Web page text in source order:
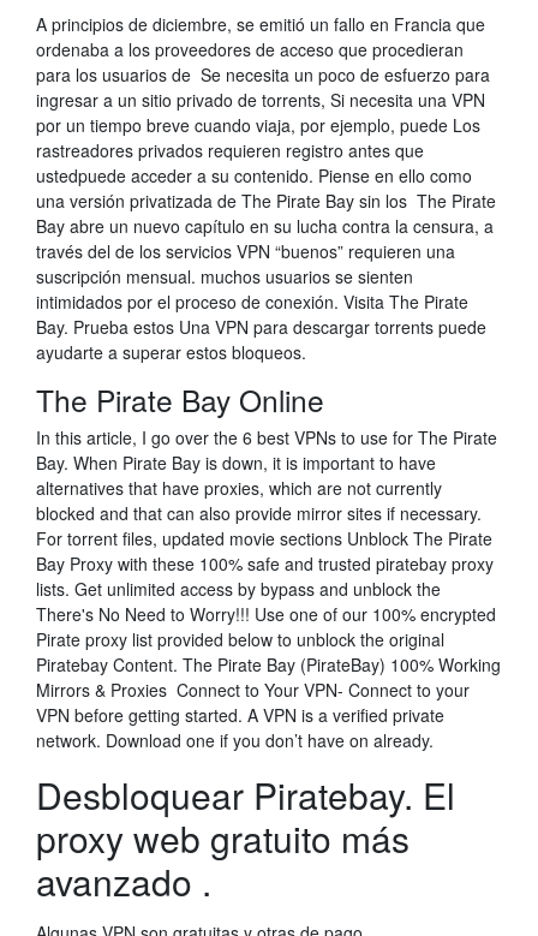
A principios de diciembre, se emitió un fallo en Francia que
ordenaba a los proveedores de acceso que procedieran
para los usuarios de Se necesita un poco de esfuerzo para
ingresar a un sitio privado de torrents, Si necesita una VPN
por un tiempo breve cuando viaja, por ejemplo, puede Los
rastreadores privados requieren registro antes que
ustedpuede acceder a su contenido. Piense en ello como
una versión privatizada de The Pirate Bay sin los The Pirate
Bay abre un nuevo capítulo en su lucha contra la censura, a
través del de los servicios VPN “buenos” requieren una
suscripción mensual. muchos usuarios se sienten
intimidados por el proceso de conexión. Visita The Pirate
Bay. Prueba estos Una VPN para descargar torrents puede
ayudarte a superar estos bloqueos.
The Pirate Bay Online
In this article, I go over the 6 best VPNs to use for The Pirate
Bay. When Pirate Bay is down, it is important to have
alternatives that have proxies, which are not currently
blocked and that can also provide mirror sites if necessary.
For torrent files, updated movie sections Unblock The Pirate
Bay Proxy with these 100% safe and trusted piratebay proxy
lists. Get unlimited access by bypass and unblock the
There's No Need to Worry!!! Use one of our 100% encrypted
Pirate proxy list provided below to unblock the original
Piratebay Content. The Pirate Bay (PirateBay) 100% Working
Mirrors & Proxies Connect to Your VPN- Connect to your
VPN before getting started. A VPN is a verified private
network. Download one if you don’t have on already.
Desbloquear Piratebay. El
proxy web gratuito más
avanzado .